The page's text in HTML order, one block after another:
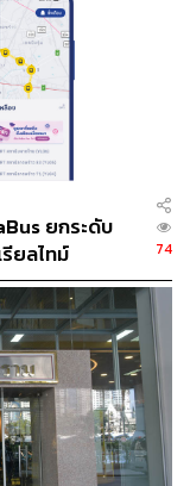
วยการ บมจ.ระบบ
ร บมจ.บีทีเอส
ยังคงเป็นเพียง
.ช. เท่านั้น และ
างใด และมีสิทธิที่
นการของ
มมือตาม
ปี 2550 ซึ่งคณะ
ารที่
พธนาคมดำเนิน
างเอกชนเดินรถ
ารร่วมลงทุนกับ
ยกระดับ
ยลไทม์
74